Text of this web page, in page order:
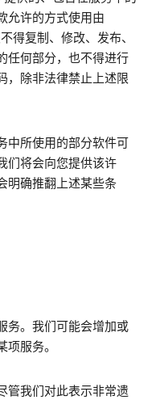
允许的方式使用由
得复制、修改、发布、
任何部分，也不得进行
，除非法律禁止上述限
中所使用的部分软件可
们将会向您提供该许
明确推翻上述某些条
务。我们可能会增加或
服务。
管我们对此表示非常遗